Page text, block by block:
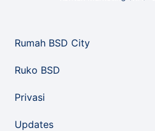
Rumah BSD City
Ruko BSD
Privasi
Updates